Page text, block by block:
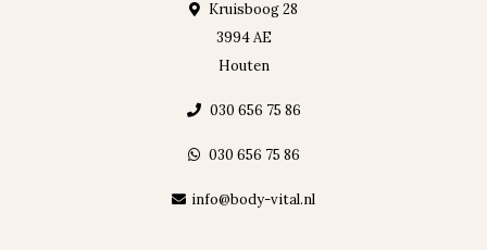
Kruisboog 28
3994 AE
Houten
030 656 75 86
030 656 75 86
info@body-vital.nl